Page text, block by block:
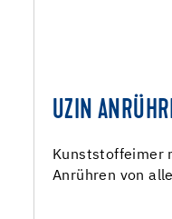
UZIN
Kunststoffeimer
Anrühren von